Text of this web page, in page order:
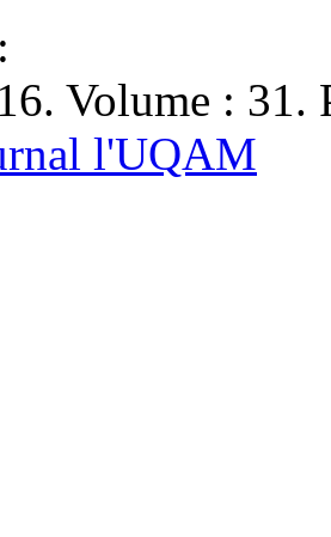
Volume : 31.
l'UQAM